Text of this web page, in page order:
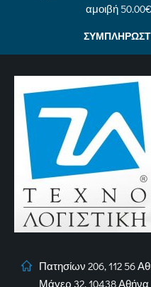
αμοιβή
Πατησίων 206, 112 56
Μάγερ 32, 10438 Αθήνα